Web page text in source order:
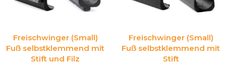
Freischwinger (Small)
Fuß selbstklemmend mit
Stift und Filz
Freischwinger (Small)
Fuß selbstklemmend mit
Stift